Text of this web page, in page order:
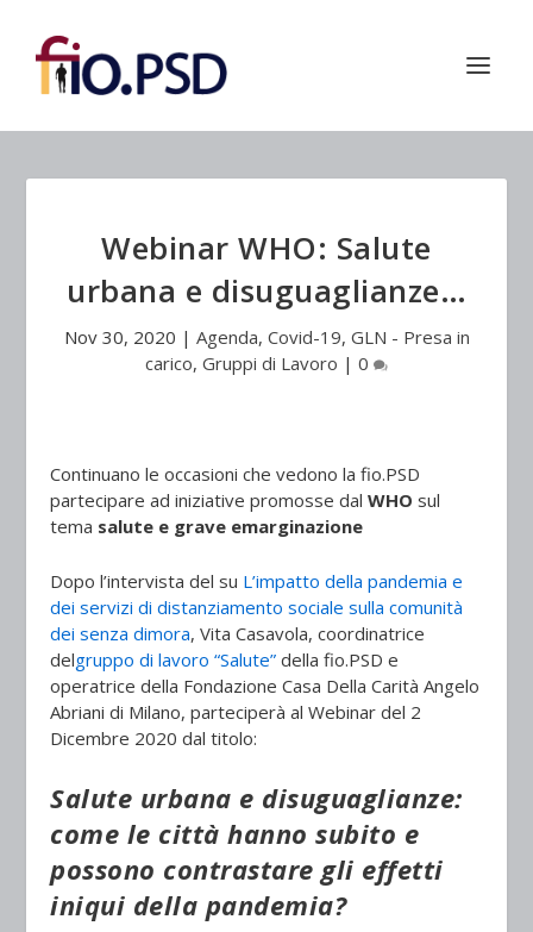
Webinar WHO: Salute
urbana e disuguaglianze…
Nov 30, 2020 | Agenda, Covid-19, GLN - Presa in
carico, Gruppi di Lavoro | 0
Continuano le occasioni che vedono la fio.PSD
partecipare ad iniziative promosse dalWHO sul
tema salute e grave emarginazione
Dopo l’intervista del su L’impatto della pandemia e
dei servizi di distanziamento sociale sulla comunità
dei senza dimora, Vita Casavola, coordinatrice
delgruppo di lavoro “Salute” della fio.PSD e
operatrice della Fondazione Casa Della Carità Angelo
Abriani di Milano, parteciperà al Webinar del 2
Dicembre 2020 dal titolo:
Salute urbana e disuguaglianze:
come le città hanno subito e
possono contrastare gli effetti
iniqui della pandemia?